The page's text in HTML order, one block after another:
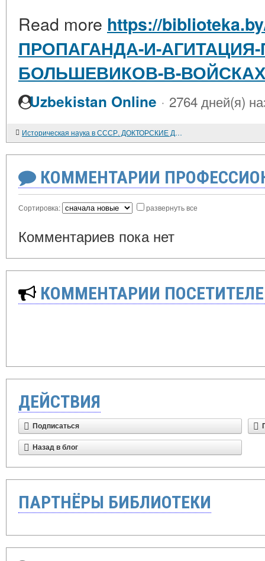
Read more https://
ПРОПАГАНДА-И-
БОЛЬШЕВИКОВ-В-ВОЙСКАХ-
Uzbekistan Online · 2764 дней(я)
Историческая наука в СССР. ДОКТОРСКИЕ ДИССЕРТАЦИИ ПО ИСТОРИИ
КОММЕНТАРИИ
Сортировка: развернуть все
Комментариев пока нет
КОММЕНТАРИИ
ДЕЙСТВИЯ
Подписаться
Назад в блог
ПАРТНЁРЫ БИБЛИОТЕКИ